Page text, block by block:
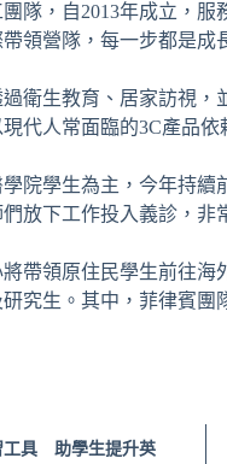
隊，自2013年成立，
領營隊，每一步都是成
衛生教育、居家訪視
代人常面臨的3C產品
學院學生為主，今年持
放下工作投入義診，
帶領原住民學生前往
究生。其中，菲律賓
工具 助學生提升英